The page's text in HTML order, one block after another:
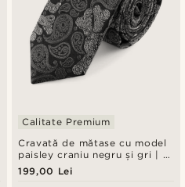
Cravată de mătase cu model
paisley craniu negru și gri | 6
cm
Calitate Premium
199,00 Lei